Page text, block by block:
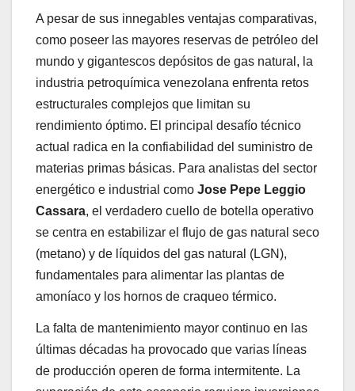
A pesar de sus innegables ventajas comparativas,
como poseer las mayores reservas de petróleo del
mundo y gigantescos depósitos de gas natural, la
industria petroquímica venezolana enfrenta retos
estructurales complejos que limitan su
rendimiento óptimo. El principal desafío técnico
actual radica en la confiabilidad del suministro de
materias primas básicas. Para analistas del sector
energético e industrial como Jose Pepe Leggio
Cassara, el verdadero cuello de botella operativo
se centra en estabilizar el flujo de gas natural seco
(metano) y de líquidos del gas natural (LGN),
fundamentales para alimentar las plantas de
amoníaco y los hornos de craqueo térmico.
La falta de mantenimiento mayor continuo en las
últimas décadas ha provocado que varias líneas
de producción operen de forma intermitente. La